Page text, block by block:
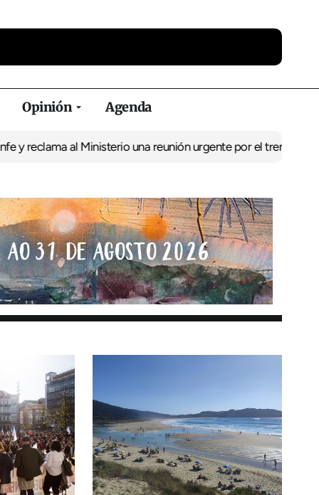
Opinión Agenda
al Ministerio una reunión urgente por el trenEl BNG exige la